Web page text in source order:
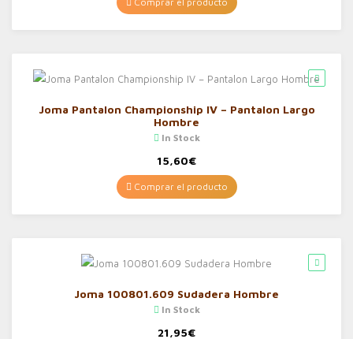
Joma Pantalon Championship IV – Pantalon Largo
Hombre
In Stock
15,60€
Comprar el producto
Joma 100801.609 Sudadera Hombre
In Stock
21,95€